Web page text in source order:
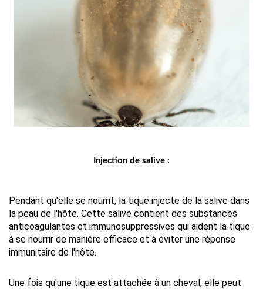
Injection de salive :
Pendant qu'elle se nourrit, la tique injecte de la salive dans
la peau de l'hôte. Cette salive contient des substances
anticoagulantes et immunosuppressives qui aident la tique
à se nourrir de manière efficace et à éviter une réponse
immunitaire de l'hôte.
Une fois qu'une tique est attachée à un cheval, elle peut